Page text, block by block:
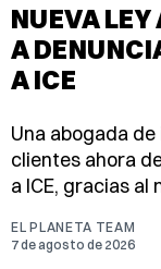
NUEVA
A
A ICE
Una abogada
clientes ahora
a ICE, gracias al
EL PLANETA TEAM
7 de agosto de 2026